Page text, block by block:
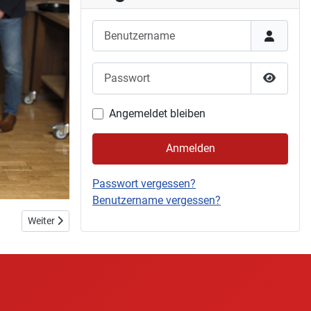
Nächster Beitrag: Weihnachtsturnen 2023
Weiter
Angemeldet bleiben
Anmelden
Passwort vergessen?
Benutzername vergessen?